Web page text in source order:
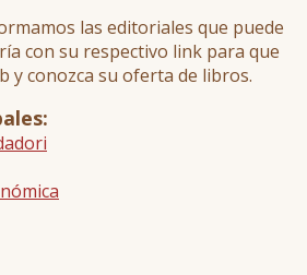
las editoriales que puede
con su respectivo link para que
y conozca su oferta de libros.